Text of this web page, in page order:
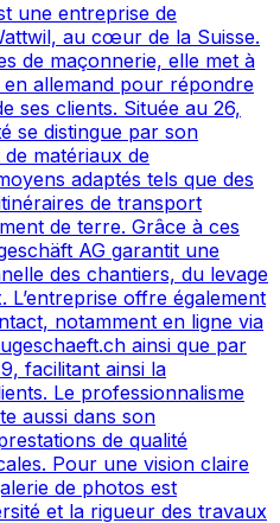
une entreprise de
au cœur de la Suisse.
de maçonnerie, elle met à
allemand pour répondre
ses clients. Située au 26,
se distingue par son
matériaux de
adaptés tels que des
de transport
de terre. Grâce à ces
AG garantit une
des chantiers, du levage
L’entreprise offre également
notamment en ligne via
ainsi que par
facilitant ainsi la
Le professionnalisme
aussi dans son
de qualité
Pour une vision claire
de photos est
et la rigueur des travaux